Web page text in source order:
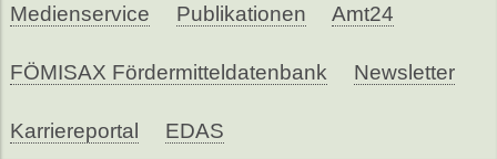
Medienservice Publikationen Amt24
FÖMISAX Fördermitteldatenbank Newsletter
Karriereportal EDAS